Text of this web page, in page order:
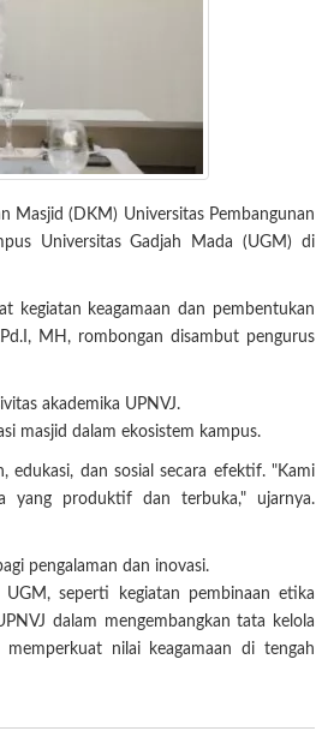
Masjid (DKM) Universitas Pembangunan
Universitas Gadjah Mada (UGM) di
kegiatan keagamaan dan pembentukan
MH, rombongan disambut pengurus
akademika UPNVJ.
masjid dalam ekosistem kampus.
edukasi, dan sosial secara efektif. "Kami
yang produktif dan terbuka," ujarnya.
pengalaman dan inovasi.
seperti kegiatan pembinaan etika
dalam mengembangkan tata kelola
nilai keagamaan di tengah